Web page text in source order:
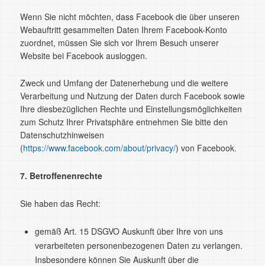
Wenn Sie nicht möchten, dass Facebook die über unseren
Webauftritt gesammelten Daten Ihrem Facebook-Konto
zuordnet, müssen Sie sich vor Ihrem Besuch unserer
Website bei Facebook ausloggen.
Zweck und Umfang der Datenerhebung und die weitere
Verarbeitung und Nutzung der Daten durch Facebook sowie
Ihre diesbezüglichen Rechte und Einstellungsmöglichkeiten
zum Schutz Ihrer Privatsphäre entnehmen Sie bitte den
Datenschutzhinweisen
(https://www.facebook.com/about/privacy/) von Facebook.
7. Betroffenenrechte
Sie haben das Recht:
gemäß Art. 15 DSGVO Auskunft über Ihre von uns
verarbeiteten personenbezogenen Daten zu verlangen.
Insbesondere können Sie Auskunft über die